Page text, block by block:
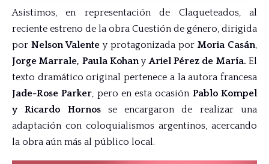
Asistimos, en representación de Claqueteados, al
reciente estreno de la obra Cuestión de género, dirigida
por Nelson Valente y protagonizada por Moria Casán,
Jorge Marrale, Paula KohanyAriel Pérez de María. El
texto dramático original pertenece a la autora francesa
Jade-Rose Parker, pero en esta ocasión Pablo Kompel
y Ricardo Hornosse encargaron de realizar una
adaptación con coloquialismos argentinos, acercando
la obra aún más al público local.